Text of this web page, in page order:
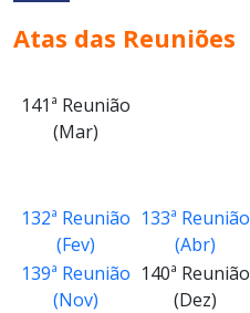
Atas das Reuniões
141ª Reunião
(Mar)
132ª Reunião
(Fev)
133ª Reunião
(Abr)
139ª Reunião
(Nov)
140ª Reunião
(Dez)